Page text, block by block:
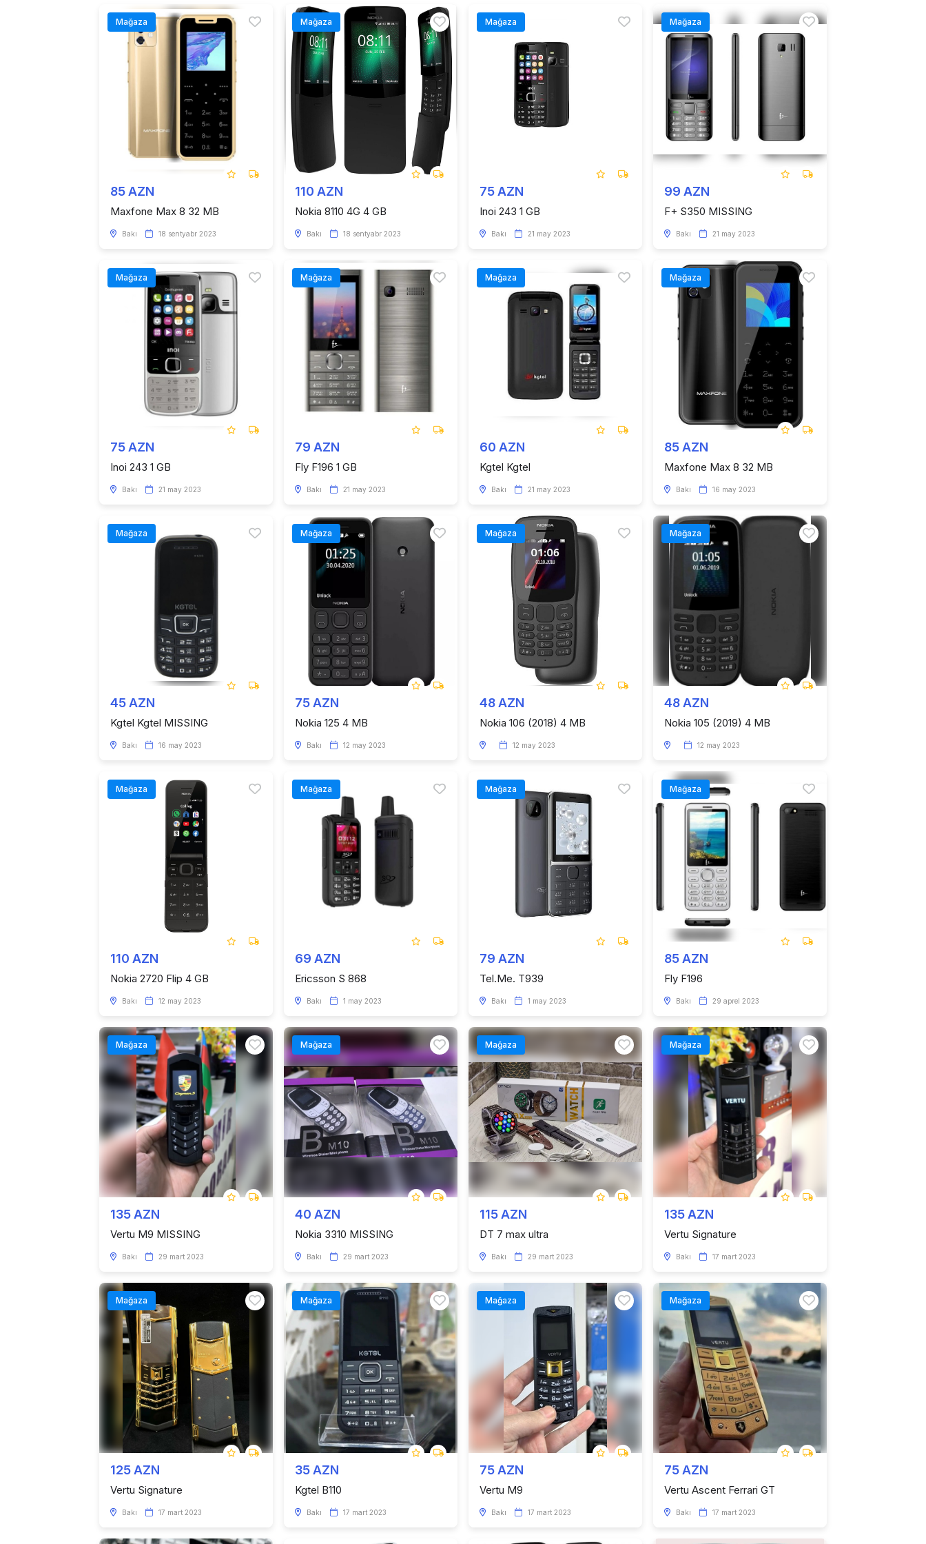
Mağaza
85 AZN
Maxfone Max 8 32 MB
Bakı 18 sentyabr 2023
Mağaza
110 AZN
Nokia 8110 4G 4 GB
Bakı 18 sentyabr 2023
Mağaza
75 AZN
Inoi 243 1 GB
Bakı 21 may 2023
Mağaza
99 AZN
F+ S350 MISSING
Bakı 21 may 2023
Mağaza
75 AZN
Inoi 243 1 GB
Bakı 21 may 2023
Mağaza
79 AZN
Fly F196 1 GB
Bakı 21 may 2023
Mağaza
60 AZN
Kgtel Kgtel
Bakı 21 may 2023
Mağaza
85 AZN
Maxfone Max 8 32 MB
Bakı 16 may 2023
Mağaza
45 AZN
Kgtel Kgtel MISSING
Bakı 16 may 2023
Mağaza
75 AZN
Nokia 125 4 MB
Bakı 12 may 2023
Mağaza
48 AZN
Nokia 106 (2018) 4 MB
12 may 2023
Mağaza
48 AZN
Nokia 105 (2019) 4 MB
12 may 2023
Mağaza
110 AZN
Nokia 2720 Flip 4 GB
Bakı 12 may 2023
Mağaza
69 AZN
Ericsson S 868
Bakı 1 may 2023
Mağaza
79 AZN
Tel.Me. T939
Bakı 1 may 2023
Mağaza
85 AZN
Fly F196
Bakı 29 aprel 2023
Mağaza
135 AZN
Vertu M9 MISSING
Bakı 29 mart 2023
Mağaza
40 AZN
Nokia 3310 MISSING
Bakı 29 mart 2023
Mağaza
115 AZN
DT 7 max ultra
Bakı 29 mart 2023
Mağaza
135 AZN
Vertu Signature
Bakı 17 mart 2023
Mağaza
125 AZN
Vertu Signature
Bakı 17 mart 2023
Mağaza
35 AZN
Kgtel B110
Bakı 17 mart 2023
Mağaza
75 AZN
Vertu M9
Bakı 17 mart 2023
Mağaza
75 AZN
Vertu Ascent Ferrari GT
Bakı 17 mart 2023